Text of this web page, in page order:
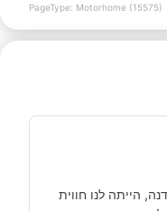
PageType: Motorhome (15575)